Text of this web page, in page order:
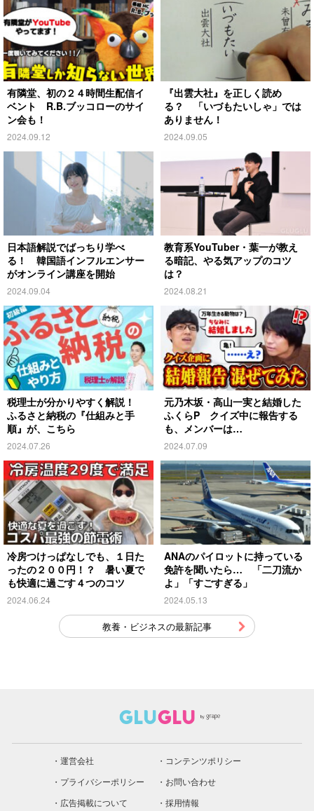
有隣堂、初の２４時間生配信イ
ベント R.B.ブッコローのサイ
ン会も！
2024.09.12
『出雲大社』を正しく読め
る？ 「いづもたいしゃ」では
ありません！
2024.09.05
日本語解説でばっちり学べ
る！ 韓国語インフルエンサー
がオンライン講座を開始
2024.09.04
教育系YouTuber・葉一が教え
る暗記、やる気アップのコツ
は？
2024.08.21
税理士が分かりやすく解説！
ふるさと納税の『仕組みと手
順』が、こちら
2024.07.26
元乃木坂・高山一実と結婚した
ふくらP クイズ中に報告する
も、メンバーは…
2024.07.09
冷房つけっぱなしでも、１日た
ったの２００円！？ 暑い夏で
も快適に過ごす４つのコツ
2024.06.24
ANAのパイロットに持っている
免許を聞いたら… 「二刀流か
よ」「すごすぎる」
2024.05.13
教養・ビジネスの最新記事
運営会社
コンテンツポリシー
プライバシーポリシー
お問い合わせ
広告掲載について
採用情報